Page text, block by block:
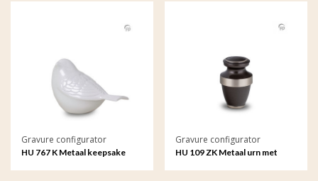
Gravure configurator
HU 767 K Metaal keepsake
Gravure configurator
HU 109 ZK Metaal urn met